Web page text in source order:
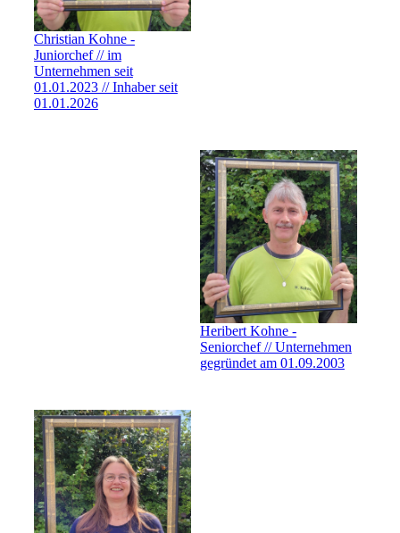
Christian Kohne -
Juniorchef // im
Unternehmen seit
01.01.2023 // Inhaber seit
01.01.2026
Heribert Kohne -
Seniorchef // Unternehmen
gegründet am 01.09.2003